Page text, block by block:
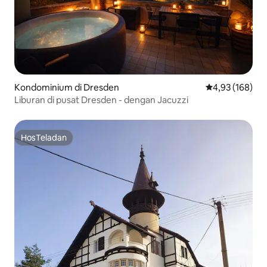
Kondominium di Dresden Nilai rata-rata
4,93 (168)
Liburan di pusat Dresden - dengan Jacuzzi
HosTeladan
HosTeladan